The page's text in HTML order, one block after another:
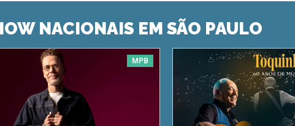
NACIONAIS EM SÃO PAULO
MPB